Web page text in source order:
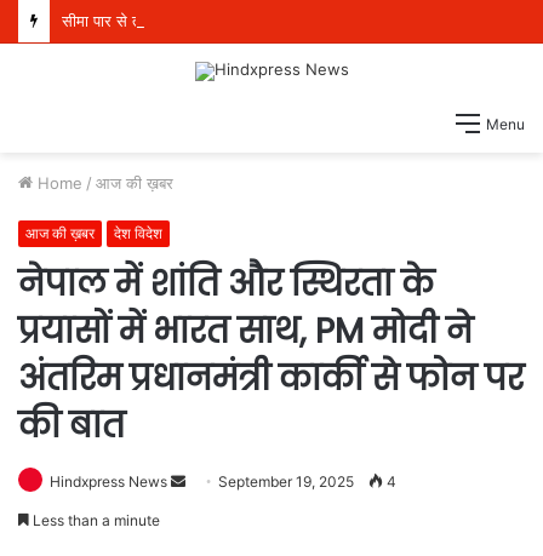
Menu
Home / आज की ख़बर
आज की ख़बर देश विदेश
नेपाल में शांति और स्थिरता के
प्रयासों में भारत साथ, PM मोदी ने
अंतरिम प्रधानमंत्री कार्की से फोन पर
की बात
Hindxpress News September 19, 2025 4
Less than a minute